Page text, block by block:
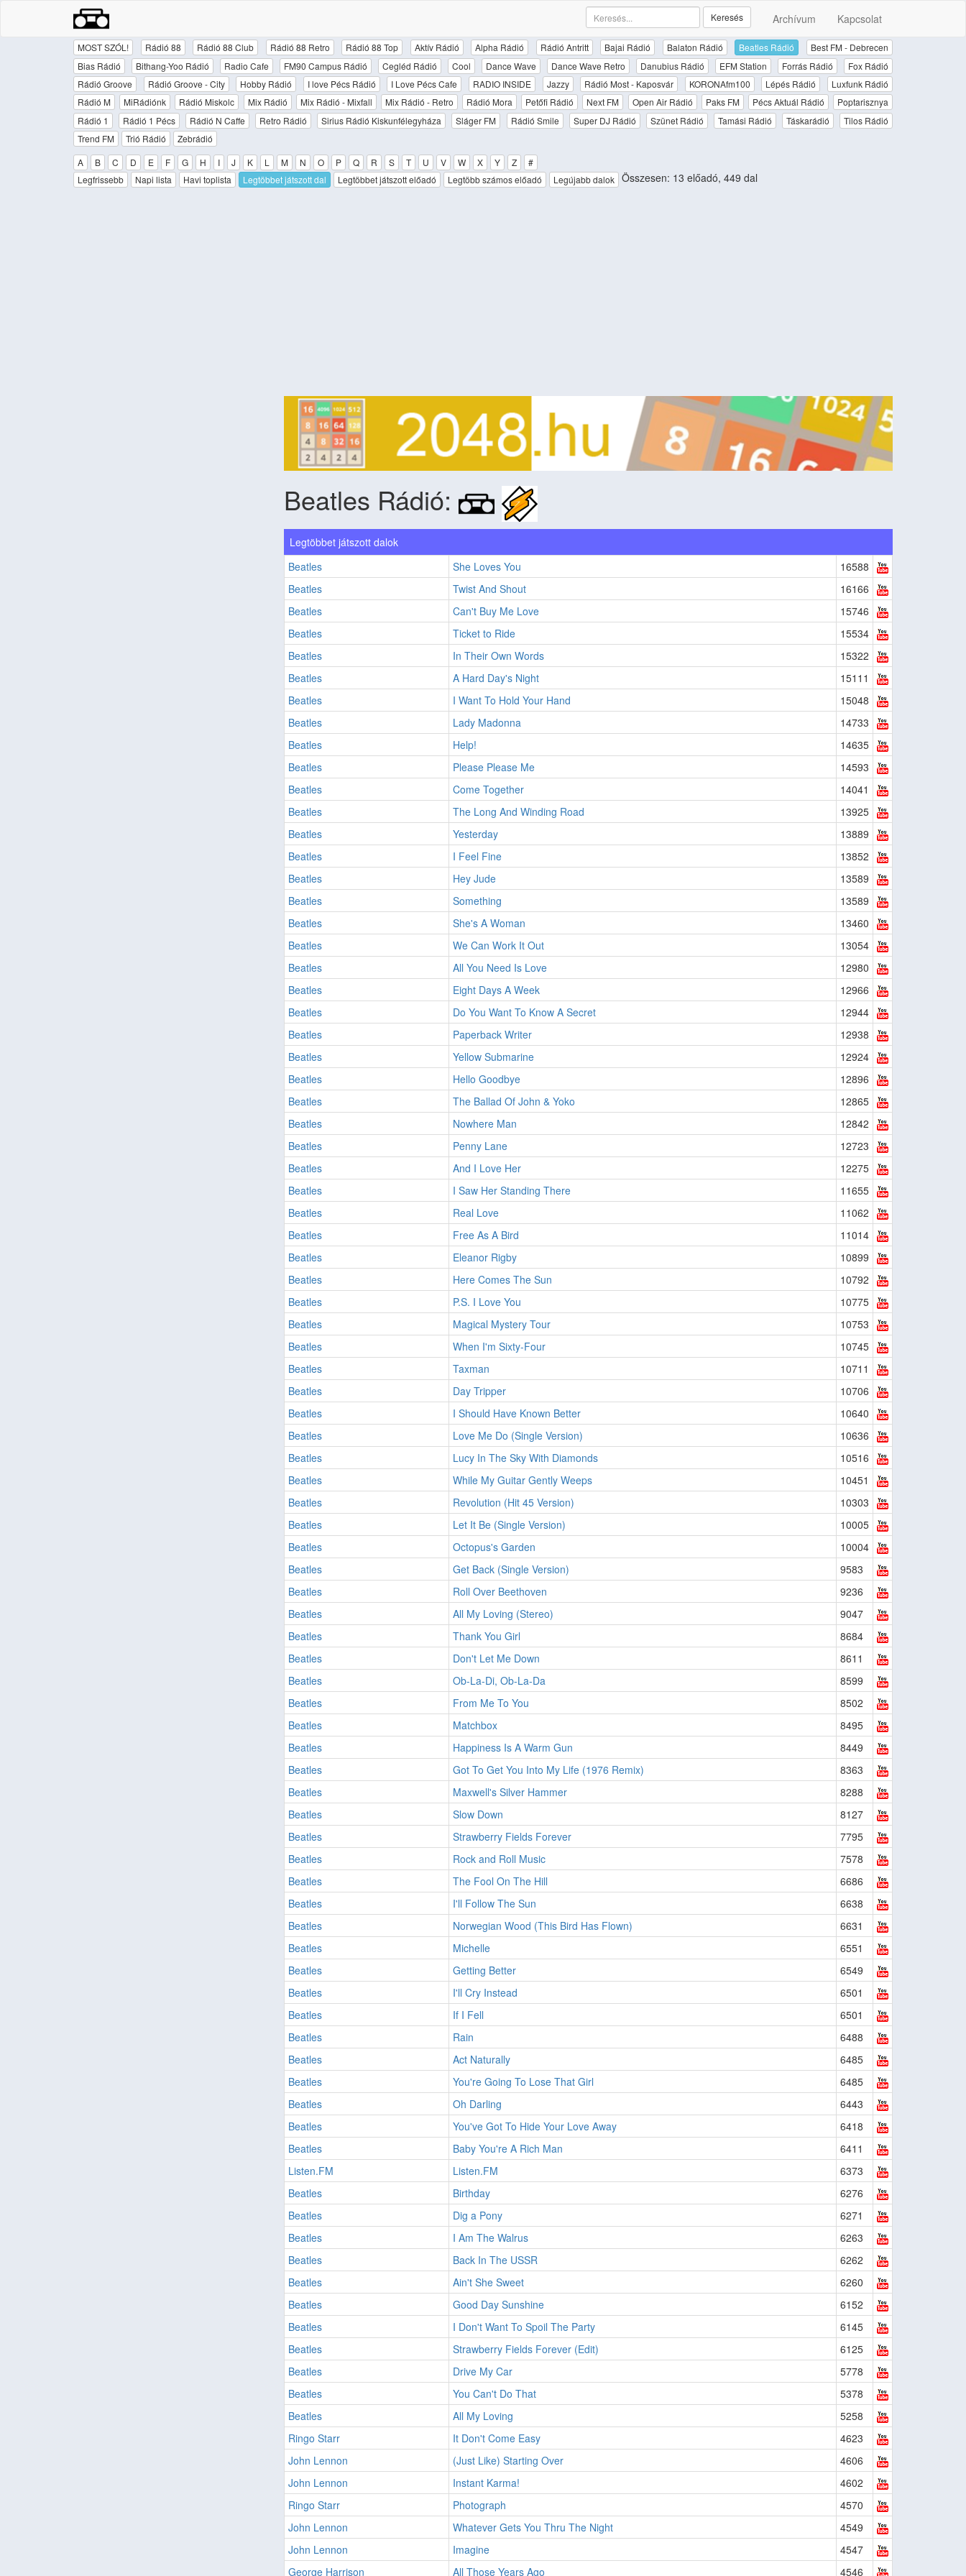
Archívum Kapcsolat
Keresés
MOST SZÓL! Rádió 88 Rádió 88 Club Rádió 88 Retro Rádió 88 Top Aktív Rádió Alpha Rádió Rádió Antritt Bajai Rádió Balaton Rádió Beatles Rádió
Best FM - Debrecen
Bias Rádió
Bithang-Yoo Rádió Radio Cafe FM90 Campus Rádió Cegléd Rádió Cool Dance Wave Dance Wave Retro Danubius Rádió EFM Station Forrás Rádió
Fox Rádió
Rádió Groove
Rádió Groove - City Hobby Rádió I love Pécs Rádió I Love Pécs Cafe RADIO INSIDE Jazzy Rádió Most - Kaposvár KORONAfm100 Lépés Rádió
Luxfunk Rádió
Rádió M
MiRádiónk Rádió Miskolc Mix Rádió Mix Rádió - Mixfall Mix Rádió - Retro Rádió Mora Petőfi Rádió Next FM Open Air Rádió Paks FM Pécs Aktuál Rádió
Poptarisznya
Rádió 1
Rádió 1 Pécs Rádió N Caffe Retro Rádió Sirius Rádió Kiskunfélegyháza Sláger FM Rádió Smile Super DJ Rádió Szünet Rádió Tamási Rádió Táskarádió
Tilos Rádió
Trend FM
Trió Rádió
Zebrádió
A
B C D E F G H I J K L M N O P Q R S T U V W X Y Z
#
Legfrissebb
Napi lista Havi toplista Legtöbbet játszott dal Legtöbbet játszott előadó Legtöbb számos előadó Legújabb dalok Összesen: 13 előadó, 449 dal
Beatles Rádió:
Legtöbbet játszott dalok
Beatles
She Loves You
16588
Beatles
Twist And Shout
16166
Beatles
Can't Buy Me Love
15746
Beatles
Ticket to Ride
15534
Beatles
In Their Own Words
15322
Beatles
A Hard Day's Night
15111
Beatles
I Want To Hold Your Hand
15048
Beatles
Lady Madonna
14733
Beatles
Help!
14635
Beatles
Please Please Me
14593
Beatles
Come Together
14041
Beatles
The Long And Winding Road
13925
Beatles
Yesterday
13889
Beatles
I Feel Fine
13852
Beatles
Hey Jude
13589
Beatles
Something
13589
Beatles
She's A Woman
13460
Beatles
We Can Work It Out
13054
Beatles
All You Need Is Love
12980
Beatles
Eight Days A Week
12966
Beatles
Do You Want To Know A Secret
12944
Beatles
Paperback Writer
12938
Beatles
Yellow Submarine
12924
Beatles
Hello Goodbye
12896
Beatles
The Ballad Of John & Yoko
12865
Beatles
Nowhere Man
12842
Beatles
Penny Lane
12723
Beatles
And I Love Her
12275
Beatles
I Saw Her Standing There
11655
Beatles
Real Love
11062
Beatles
Free As A Bird
11014
Beatles
Eleanor Rigby
10899
Beatles
Here Comes The Sun
10792
Beatles
P.S. I Love You
10775
Beatles
Magical Mystery Tour
10753
Beatles
When I'm Sixty-Four
10745
Beatles
Taxman
10711
Beatles
Day Tripper
10706
Beatles
I Should Have Known Better
10640
Beatles
Love Me Do (Single Version)
10636
Beatles
Lucy In The Sky With Diamonds
10516
Beatles
While My Guitar Gently Weeps
10451
Beatles
Revolution (Hit 45 Version)
10303
Beatles
Let It Be (Single Version)
10005
Beatles
Octopus's Garden
10004
Beatles
Get Back (Single Version)
9583
Beatles
Roll Over Beethoven
9236
Beatles
All My Loving (Stereo)
9047
Beatles
Thank You Girl
8684
Beatles
Don't Let Me Down
8611
Beatles
Ob-La-Di, Ob-La-Da
8599
Beatles
From Me To You
8502
Beatles
Matchbox
8495
Beatles
Happiness Is A Warm Gun
8449
Beatles
Got To Get You Into My Life (1976 Remix)
8363
Beatles
Maxwell's Silver Hammer
8288
Beatles
Slow Down
8127
Beatles
Strawberry Fields Forever
7795
Beatles
Rock and Roll Music
7578
Beatles
The Fool On The Hill
6686
Beatles
I'll Follow The Sun
6638
Beatles
Norwegian Wood (This Bird Has Flown)
6631
Beatles
Michelle
6551
Beatles
Getting Better
6549
Beatles
I'll Cry Instead
6501
Beatles
If I Fell
6501
Beatles
Rain
6488
Beatles
Act Naturally
6485
Beatles
You're Going To Lose That Girl
6485
Beatles
Oh Darling
6443
Beatles
You've Got To Hide Your Love Away
6418
Beatles
Baby You're A Rich Man
6411
Listen.FM
Listen.FM
6373
Beatles
Birthday
6276
Beatles
Dig a Pony
6271
Beatles
I Am The Walrus
6263
Beatles
Back In The USSR
6262
Beatles
Ain't She Sweet
6260
Beatles
Good Day Sunshine
6152
Beatles
I Don't Want To Spoil The Party
6145
Beatles
Strawberry Fields Forever (Edit)
6125
Beatles
Drive My Car
5778
Beatles
You Can't Do That
5378
Beatles
All My Loving
5258
Ringo Starr
It Don't Come Easy
4623
John Lennon
(Just Like) Starting Over
4606
John Lennon
Instant Karma!
4602
Ringo Starr
Photograph
4570
John Lennon
Whatever Gets You Thru The Night
4549
John Lennon
Imagine
4547
George Harrison
All Those Years Ago 4546